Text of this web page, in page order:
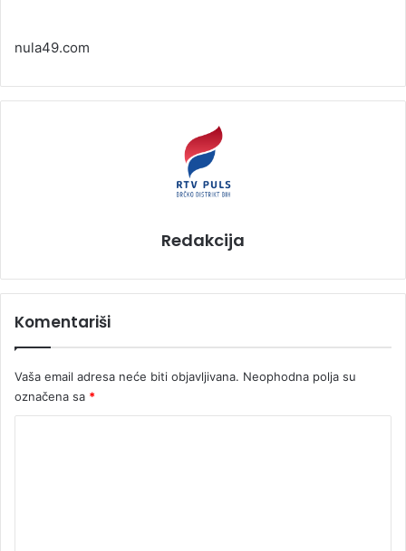
nula49.com
Redakcija
Komentariši
Vaša email adresa neće biti objavljivana. Neophodna polja su
označena sa *